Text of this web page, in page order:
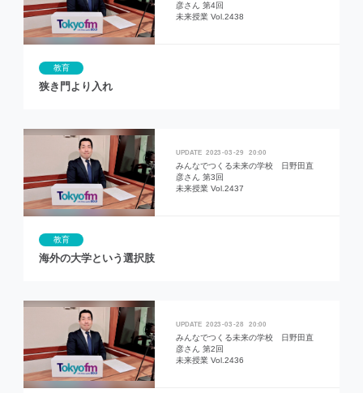
彦さん 第4回
未来授業 Vol.2438
教育
狭き門より入れ
2023 03 29 20:00
みんなでつくる未来の学校 日野田直
彦さん 第3回
未来授業 Vol.2437
教育
海外の大学という選択肢
2023 03 28 20:00
みんなでつくる未来の学校 日野田直
彦さん 第2回
未来授業 Vol.2436